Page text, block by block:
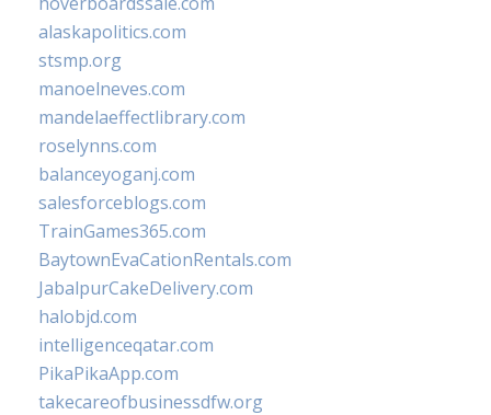
alaskapolitics.com
stsmp.org
manoelneves.com
mandelaeffectlibrary.com
roselynns.com
balanceyoganj.com
salesforceblogs.com
TrainGames365.com
BaytownEvaCationRentals.com
JabalpurCakeDelivery.com
halobjd.com
intelligenceqatar.com
PikaPikaApp.com
takecareofbusinessdfw.org